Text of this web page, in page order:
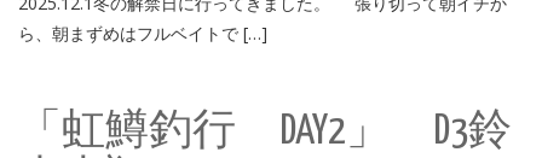
ら、朝まずめはフルベイトで […]
「虹鱒釣行 DAY2」 D3鈴